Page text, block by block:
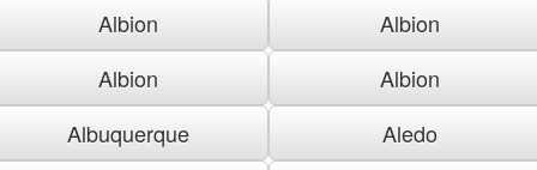
Albion
Albion
Albion
Albion
Albuquerque
Aledo